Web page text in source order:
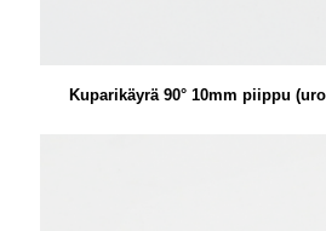
Kuparikäyrä 90° 10mm piippu